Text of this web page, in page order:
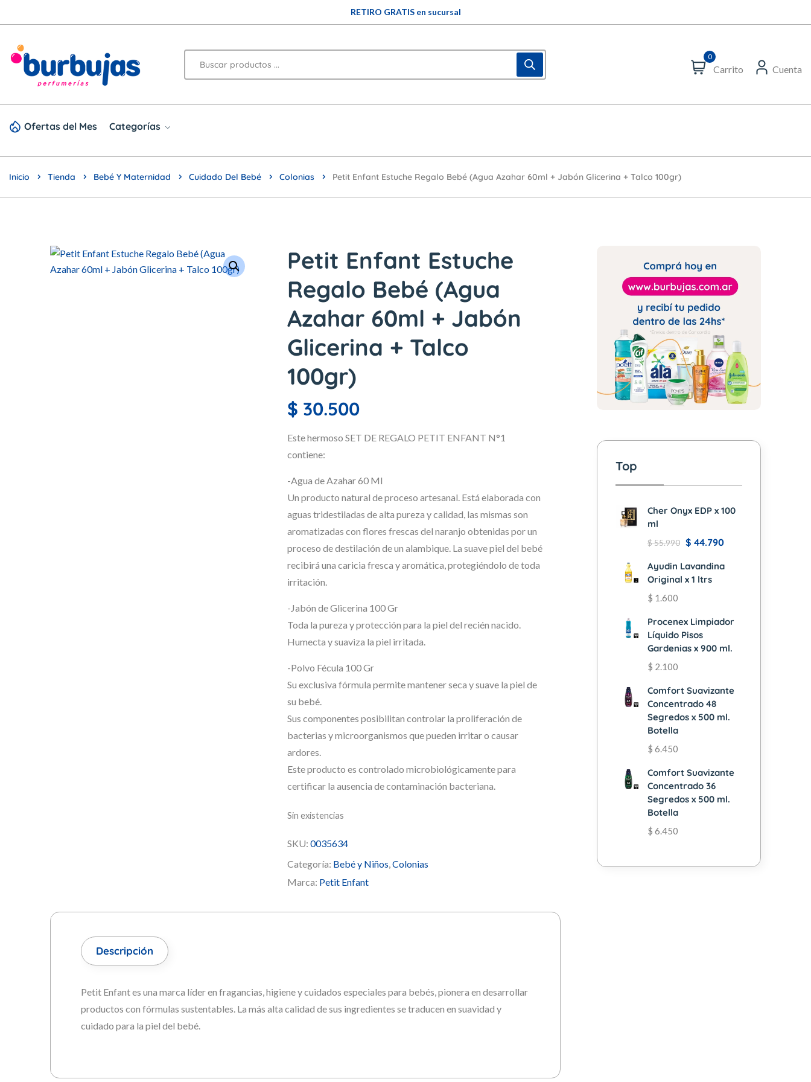
RETIRO GRATIS en sucursal
0
Carrito Cuenta
Ofertas del Mes Categorías
Inicio Tienda Bebé Y Maternidad Cuidado Del Bebé Colonias Petit Enfant Estuche Regalo Bebé (Agua Azahar 60ml + Jabón Glicerina + Talco 100gr)
Petit Enfant Estuche
Regalo Bebé (Agua
Azahar 60ml + Jabón
Glicerina + Talco
100gr)
$ 30.500
Este hermoso SET DE REGALO PETIT ENFANT N°1
contiene:
-Agua de Azahar 60 Ml
Un producto natural de proceso artesanal. Está elaborada con
aguas tridestiladas de alta pureza y calidad, las mismas son
aromatizadas con flores frescas del naranjo obtenidas por un
proceso de destilación de un alambique. La suave piel del bebé
recibirá una caricia fresca y aromática, protegiéndolo de toda
irritación.
-Jabón de Glicerina 100 Gr
Toda la pureza y protección para la piel del recién nacido.
Humecta y suaviza la piel irritada.
-Polvo Fécula 100 Gr
Su exclusiva fórmula permite mantener seca y suave la piel de
su bebé.
Sus componentes posibilitan controlar la proliferación de
bacterias y microorganismos que pueden irritar o causar
ardores.
Este producto es controlado microbiológicamente para
certificar la ausencia de contaminación bacteriana.
Sin existencias
SKU: 0035634
Categoría: Bebé y Niños,Colonias
Marca: Petit Enfant
Descripción
Petit Enfant es una marca líder en fragancias, higiene y cuidados especiales para bebés, pionera en desarrollar
productos con fórmulas sustentables. La más alta calidad de sus ingredientes se traducen en suavidad y
cuidado para la piel del bebé.
Top
Cher Onyx EDP x 100
ml
$55.990 $ 44.790
Ayudin Lavandina
Original x 1 ltrs
$ 1.600
Procenex Limpiador
Líquido Pisos
Gardenias x 900 ml.
$ 2.100
Comfort Suavizante
Concentrado 48
Segredos x 500 ml.
Botella
$ 6.450
Comfort Suavizante
Concentrado 36
Segredos x 500 ml.
Botella
$ 6.450